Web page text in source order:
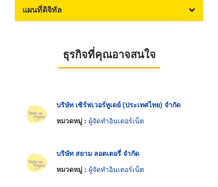
แผนที่ดิจิทัล
ธุรกิจที่คุณอาจสนใจ
บริษัท เซิร์ฟเวอร์ทูเดย์ (ประเทศไทย) จำกัด
หมวดหมู่ : ผู้จัดทำอินเตอร์เน็ต
บริษัท สยาม ลอตเตอรี่ จำกัด
หมวดหมู่ : ผู้จัดทำอินเตอร์เน็ต